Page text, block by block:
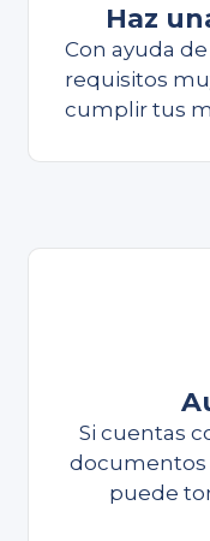
Haz
Con ayuda
requisitos
cumplir tus
Si cuentas
documentos
puede